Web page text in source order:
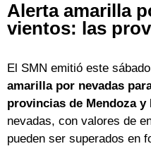
Alerta amarilla
vientos: las
El SMN emitió este
amarilla por nevadas
provincias de Mendoza y
nevadas, con valores de
pueden ser superados en